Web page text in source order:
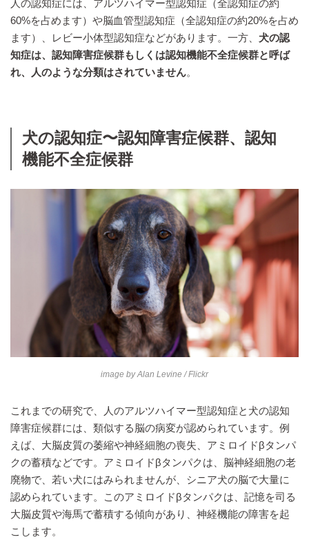
人の認知症には、アルツハイマー型認知症（全認知症の約
60%を占めます）や脳血管型認知症（全認知症の約20%を占め
ます）、レビー小体型認知症などがあります。一方、 犬の認
知症は、認知障害症候群もしくは認知機能不全症候群と呼ば
れ、人のような分類はされていません。
犬の認知症〜認知障害症候群、認知
機能不全症候群
image byAlan Levine / Flickr
これまでの研究で、人のアルツハイマー型認知症と犬の認知
障害症候群には、類似する脳の病変が認められています。例
えば、大脳皮質の萎縮や神経細胞の喪失、アミロイドβタンパ
クの蓄積などです。アミロイドβタンパクは、脳神経細胞の老
廃物で、若い犬にはみられませんが、シニア犬の脳で大量に
認められています。このアミロイドβタンパクは、記憶を司る
大脳皮質や海馬で蓄積する傾向があり、神経機能の障害を起
こします。